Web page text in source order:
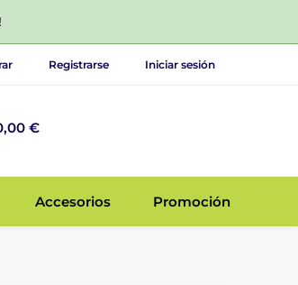
Registrarse Iniciar sesión
€
Accesorios Promoción